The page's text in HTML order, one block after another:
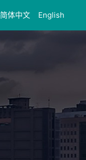
简体中文 English